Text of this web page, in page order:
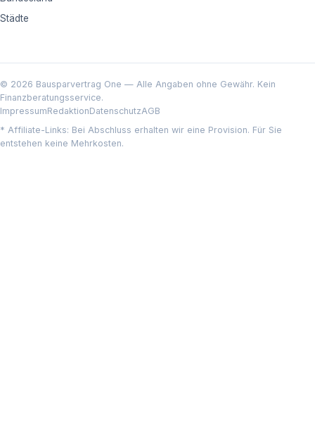
Städte
© 2026 Bausparvertrag One — Alle Angaben ohne Gewähr. Kein
Finanzberatungsservice.
ImpressumRedaktionDatenschutzAGB
* Affiliate-Links: Bei Abschluss erhalten wir eine Provision. Für Sie
entstehen keine Mehrkosten.